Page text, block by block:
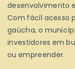
desenvolvimento
Com fácil acesso
gaúcha, o
investidores em
ou empreender.